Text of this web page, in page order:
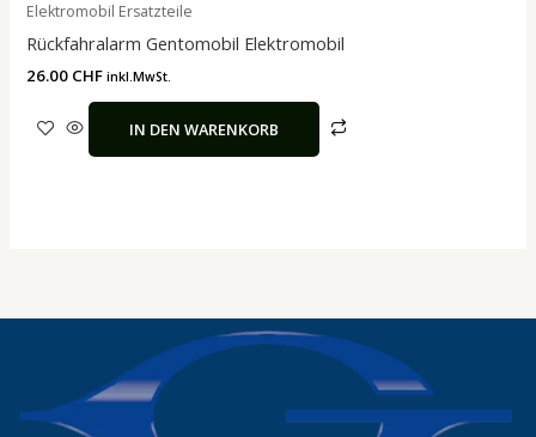
Elektromobil Ersatzteile
Rückfahralarm Gentomobil Elektromobil
26.00 CHF inkl.MwSt.
IN DEN WARENKORB